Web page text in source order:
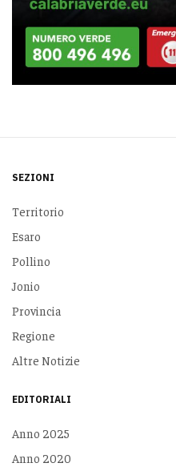
SEZIONI
Territorio
Esaro
Pollino
Jonio
Provincia
Regione
Altre Notizie
EDITORIALI
Anno 2025
Anno 2020